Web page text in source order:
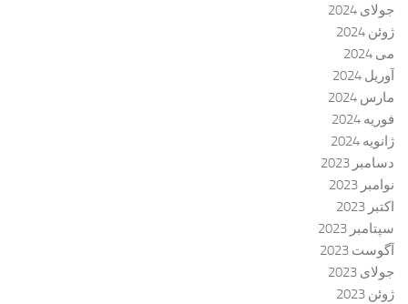
جولای 2024
ژوئن 2024
می 2024
آوریل 2024
مارس 2024
فوریه 2024
ژانویه 2024
دسامبر 2023
نوامبر 2023
اکتبر 2023
سپتامبر 2023
آگوست 2023
جولای 2023
ژوئن 2023